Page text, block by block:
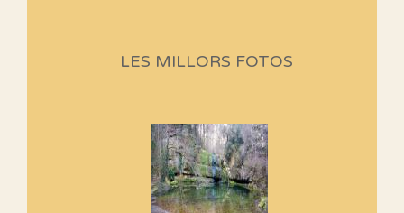
programació d'aquest any
Si no podem caminar, alguna
cosa hem de fer...
Els Centpeus signen el
LES MILLORS FOTOS